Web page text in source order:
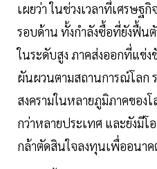
เผยว่า ในช่วงเวลาที่เศรษฐ
รอบด้าน ทั้งกำลังซื้อที่ยังฟื้น
ในระดับสูง ภาคส่งออกที่แข่
ผันผวนตามสถานการณ์โลก
สงครามในหลายภูมิภาคของ
กว่าหลายประเทศ และยังมีโ
กล้าตัดสินใจลงทุนเพื่ออนาค